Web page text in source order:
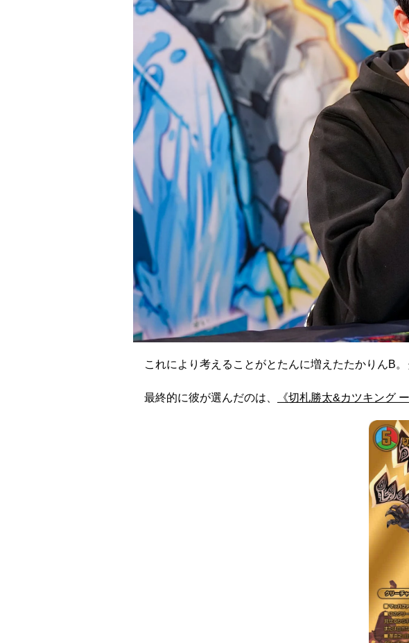
これにより考えることがとたんに増えたたかりんB
最終的に彼が選んだのは、 《切札勝太&カツキング